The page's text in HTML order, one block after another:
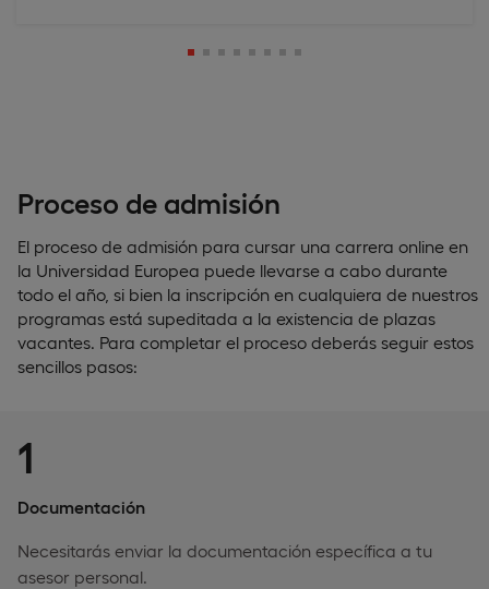
Proceso de admisión
El proceso de admisión para cursar una carrera online en
la Universidad Europea puede llevarse a cabo durante
todo el año, si bien la inscripción en cualquiera de nuestros
programas está supeditada a la existencia de plazas
vacantes. Para completar el proceso deberás seguir estos
sencillos pasos:
1
Documentación
Necesitarás enviar la documentación específica a tu
asesor personal.